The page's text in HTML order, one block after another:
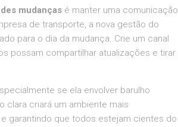
mudanças é manter uma comunicação
de transporte, a nova gestão do
para o dia da mudança. Crie um canal
possam compartilhar atualizações e tirar
se ela envolver barulho
clara criará um ambiente mais
garantindo que todos estejam cientes do